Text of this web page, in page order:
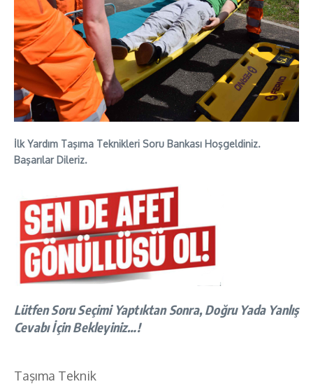
İlk Yardım Taşıma Teknikleri Soru Bankası Hoşgeldiniz.
Başarılar Dileriz.
Lütfen Soru Seçimi Yaptıktan Sonra, Doğru Yada Yanlış
Cevabı İçin Bekleyiniz…!
Taşıma Teknik